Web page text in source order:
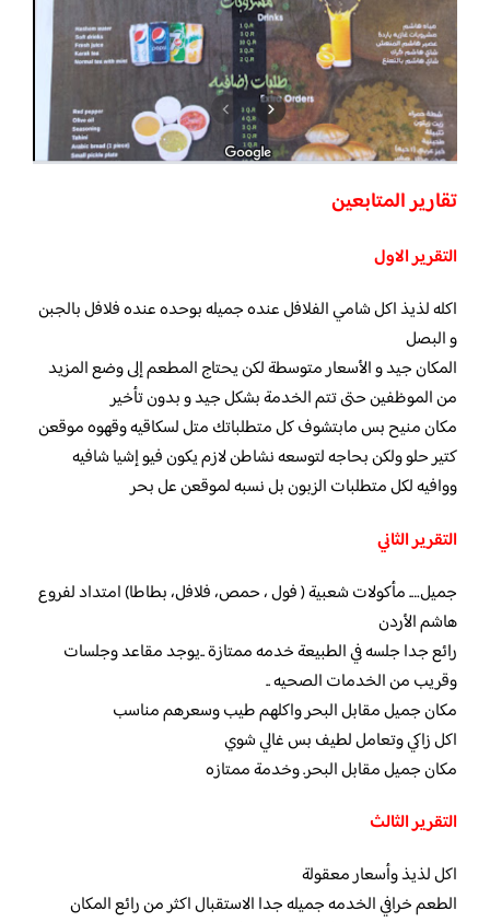
تقارير المتابعين
التقرير الاول
اكله لذيذ اكل شامي الفلافل عنده جميله بوحده عنده فلافل بالجبن
و البصل
المكان جيد و الأسعار متوسطة لكن يحتاج المطعم إلى وضع المزيد
من الموظفين حتى تتم الخدمة بشكل جيد و بدون تأخير
مكان منيح بس مابتشوف كل متطلباتك متل لسكاقيه وقهوه موقعن
كتير حلو ولكن بحاجه لتوسعه نشاطن لازم يكون فيو إشيا شافيه
ووافيه لكل متطلبات الزبون بل نسبه لموقعن عل بحر
التقرير الثاني
جميل…. مأكولات شعبية ( فول ، حمص، فلافل، بطاطا) امتداد لفروع
هاشم الأردن
رائع جدا جلسه في الطبيعة خدمه ممتازة ..يوجد مقاعد وجلسات
وقريب من الخدمات الصحيه ..
مكان جميل مقابل البحر واكلهم طيب وسعرهم مناسب
اكل زاكي وتعامل لطيف بس غالي شوي
مكان جميل مقابل البحر. وخدمة ممتازه
التقرير الثالث
اكل لذيذ وأسعار معقولة
الطعم خرافي الخدمه جميله جدا الاستقبال اكثر من رائع المكان